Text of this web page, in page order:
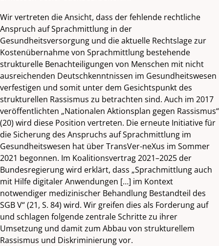
Wir vertreten die Ansicht, dass der fehlende rechtliche
Anspruch auf Sprachmittlung in der
Gesundheitsversorgung und die aktuelle Rechtslage zur
Kostenübernahme von Sprachmittlung bestehende
strukturelle Benachteiligungen von Menschen mit nicht
ausreichenden Deutschkenntnissen im Gesundheitswesen
verfestigen und somit unter dem Gesichtspunkt des
strukturellen Rassismus zu betrachten sind. Auch im 2017
veröffentlichten „Nationalen Aktionsplan gegen Rassismus“
(20) wird diese Position vertreten. Die erneute Initiative für
die Sicherung des Anspruchs auf Sprachmittlung im
Gesundheitswesen hat über TransVer-neXus im Sommer
2021 begonnen. Im Koalitionsvertrag 2021–2025 der
Bundesregierung wird erklärt, dass „Sprachmittlung auch
mit Hilfe digitaler Anwendungen […] im Kontext
notwendiger medizinischer Behandlung Bestandteil des
SGB V“ (21, S. 84) wird. Wir greifen dies als Forderung auf
und schlagen folgende zentrale Schritte zu ihrer
Umsetzung und damit zum Abbau von strukturellem
Rassismus und Diskriminierung vor.